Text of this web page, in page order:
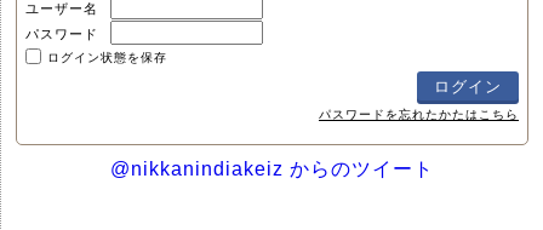
ユーザー名
パスワード
ログイン状態を保存
パスワードを忘れたかたはこちら
@nikkanindiakeiz からのツイート